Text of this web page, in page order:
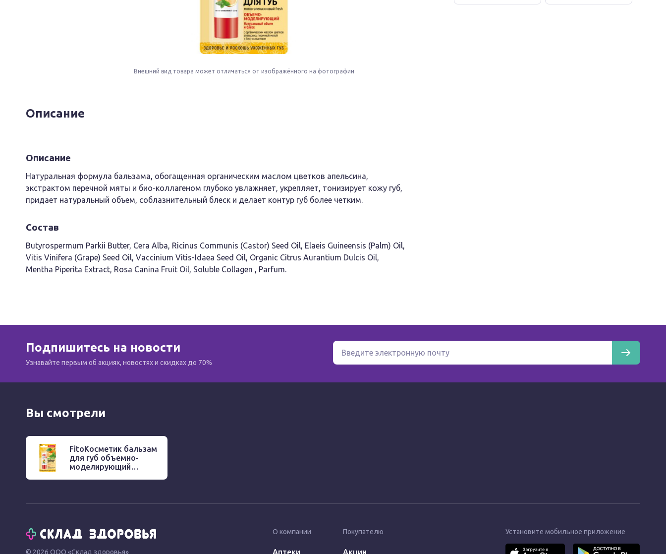
Внешний вид товара может отличаться от изображённого на фотографии
Описание
Описание
Натуральная формула бальзама, обогащенная органическим маслом цветков апельсина,
экстрактом перечной мяты и био-коллагеном глубоко увлажняет, укрепляет, тонизирует кожу губ,
придает натуральный объем, соблазнительный блеск и делает контур губ более четким.
Состав
Butyrospermum Parkii Butter, Cera Alba, Ricinus Communis (Castor) Seed Oil, Elaeis Guineensis (Palm) Oil,
Vitis Vinifera (Grape) Seed Oil, Vaccinium Vitis-Idaea Seed Oil, Organic Citrus Aurantium Dulcis Oil,
Mentha Piperita Extract, Rosa Canina Fruit Oil, Soluble Collagen , Parfum.
Подпишитесь на новости
Узнавайте первым об акциях, новостях и скидках до 70%
Вы смотрели
FitoКосметик бальзам
для губ объемно-
моделирующий
© 2026 ООО «Склад здоровья»
О компании
Аптеки
Покупателю
Акции
Установите мобильное приложение